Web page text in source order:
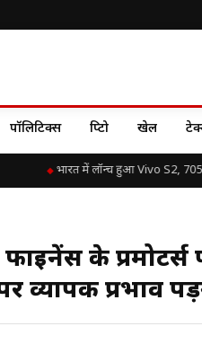
पॉलिटिक्स क्रिप्टो खेल
भारत में लॉन्च हुआ Vivo S2,
के प्रमोटर्स
व्यापक प्रभाव